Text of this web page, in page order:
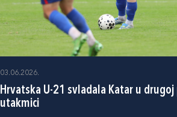
03.06.2026.
Hrvatska U-21 svladala Katar u
utakmici